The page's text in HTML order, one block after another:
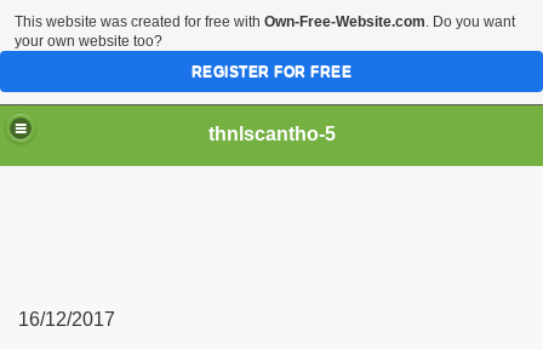
thnlscantho-5
16/12/2017
This website was created for free with Own-Free-Website.com. Do you want
your own website too?
REGISTER FOR FREE